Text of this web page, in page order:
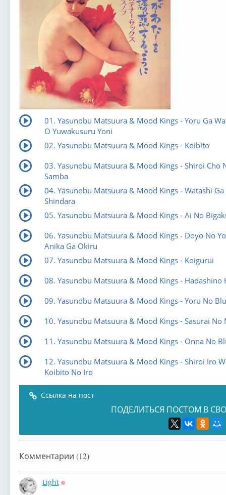
01. Yasunobu Matsuura & Mood Kings - Yoru Ga
O Yuwakusuru Yoni
02. Yasunobu Matsuura & Mood Kings - Koibito
03. Yasunobu Matsuura & Mood Kings - Shiroi Cho
Samba
04. Yasunobu Matsuura & Mood Kings - Watashi Ga
Shindara
05. Yasunobu Matsuura & Mood Kings - Ai No
06. Yasunobu Matsuura & Mood Kings - Doyo No
Anika Ga Okiru
07. Yasunobu Matsuura & Mood Kings - Koigurui
08. Yasunobu Matsuura & Mood Kings - Hadashino
09. Yasunobu Matsuura & Mood Kings - Yoru No
10. Yasunobu Matsuura & Mood Kings - Sasurai No
11. Yasunobu Matsuura & Mood Kings - Onna No
12. Yasunobu Matsuura & Mood Kings - Shiroi Iro
Koibito No Iro
Ссылка на пост
ПОДЕЛИТЬСЯ ПОСТОМ В
Комментарии (12)
Light